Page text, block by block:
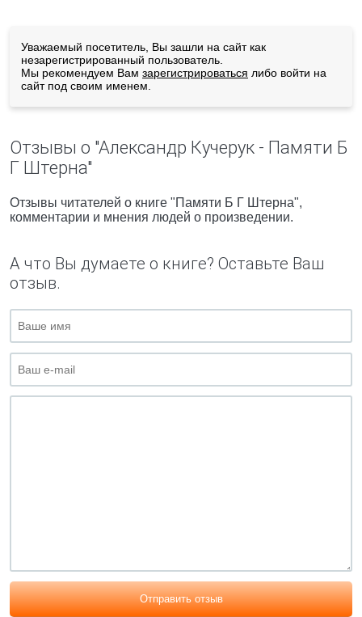
Уважаемый посетитель, Вы зашли на сайт как
незарегистрированный пользователь.
Мы рекомендуем Вам зарегистрироваться либо войти на
сайт под своим именем.
Отзывы о "Александр Кучерук - Памяти Б
Г Штерна"
Отзывы читателей о книге "Памяти Б Г Штерна",
комментарии и мнения людей о произведении.
А что Вы думаете о книге? Оставьте Ваш
отзыв.
Отправить отзыв